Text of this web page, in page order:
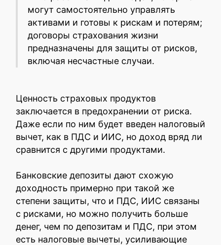
могут самостоятельно управлять
активами и готовы к рискам и потерям;
договоры страхования жизни
предназначены для защиты от рисков,
включая несчастные случаи.
Ценность страховых продуктов
заключается в предохранении от риска.
Даже если по ним будет введен налоговый
вычет, как в ПДС и ИИС, но доход вряд ли
сравнится с другими продуктами.
Банковские депозиты дают схожую
доходность примерно при такой же
степени защиты, что и ПДС, ИИС связаны
с рисками, но можно получить больше
денег, чем по депозитам и ПДС, при этом
есть налоговые вычеты, усиливающие